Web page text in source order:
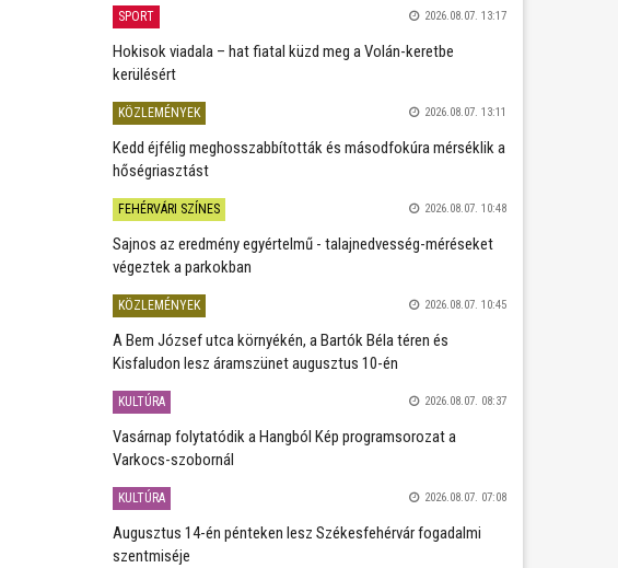
SPORT 2026.08.07. 13:17
Hokisok viadala – hat fiatal küzd meg a Volán-keretbe
kerülésért
KÖZLEMÉNYEK 2026.08.07. 13:11
Kedd éjfélig meghosszabbították és másodfokúra mérséklik a
hőségriasztást
FEHÉRVÁRI SZÍNES 2026.08.07. 10:48
Sajnos az eredmény egyértelmű - talajnedvesség-méréseket
végeztek a parkokban
KÖZLEMÉNYEK 2026.08.07. 10:45
A Bem József utca környékén, a Bartók Béla téren és
Kisfaludon lesz áramszünet augusztus 10-én
KULTÚRA 2026.08.07. 08:37
Vasárnap folytatódik a Hangból Kép programsorozat a
Varkocs-szobornál
KULTÚRA 2026.08.07. 07:08
Augusztus 14-én pénteken lesz Székesfehérvár fogadalmi
szentmiséje